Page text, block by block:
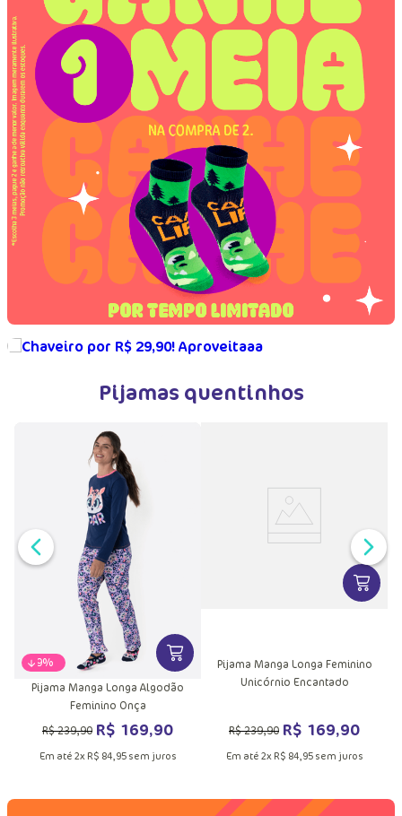
Pijamas quentinhos
-29% VER MAIS INFORMAÇÕES DO
Pijama Manga Longa Algodão
Feminino Onça
R$239,90 R$ 169,90
Em até 2x R$ 84,95sem juros
VER
Pijama Manga Longa Feminino
Unicórnio Encantado
R$239,90 R$ 169,90
Em até 2x R$ 84,95sem juros